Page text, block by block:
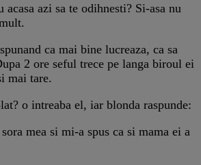
azi sa te odihnesti? Si-asa nu
ca mai bine lucreaza, ca sa
2 ore seful trece pe langa biroul ei
mai tare.
o intreaba el, iar blonda raspunde:
mea si mi-a spus ca si mama ei a